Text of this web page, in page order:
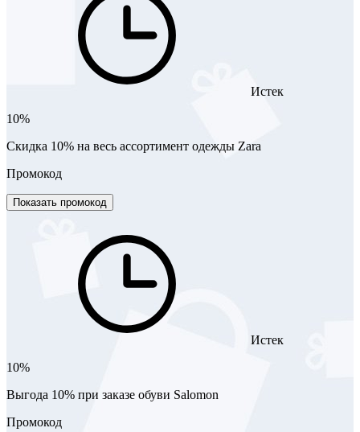
Истек
10%
Скидка 10% на весь ассортимент одежды Zara
Промокод
Показать промокод
Истек
10%
Выгода 10% при заказе обуви Salomon
Промокод